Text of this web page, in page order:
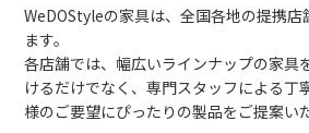
特集
企業情報
WeDOStyleの家具は、全国各地の提携
ます。
各店舗では、幅広いラインナップの家具
けるだけでなく、専門スタッフによる丁
様のご要望にぴったりの製品をご提案い